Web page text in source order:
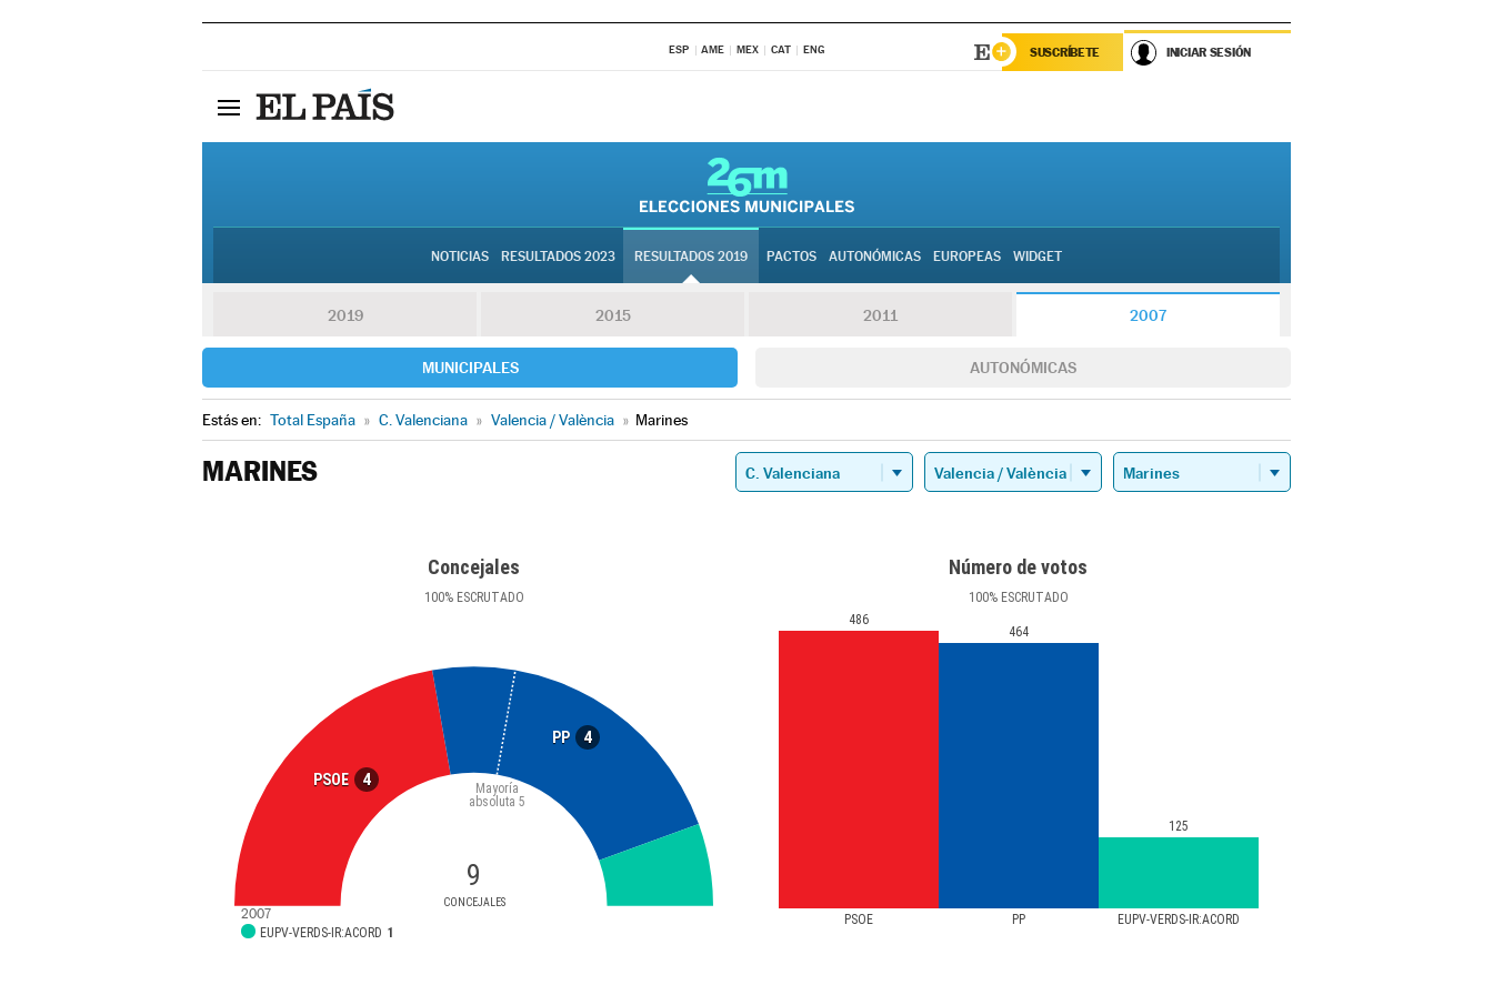
ESP AME MEX CAT ENG SUSCRÍBETE INICIAR SESIÓN
NOTICIAS RESULTADOS 2023 RESULTADOS 2019 PACTOS AUTONÓMICAS EUROPEAS WIDGET
2019 2015 2011 2007
MUNICIPALES AUTONÓMICAS
Estás en: Total España » C. Valenciana » Valencia / València » Marines
MARINES
Concejales
100%ESCRUTADO
PSOE 4
PP 4
9
CONCEJALES
Mayoría
absoluta 5
EUPV-VERDS-IR:ACORD 1
2007
Número de votos
100%ESCRUTADO
PSOE PP EUPV-VERDS-IR:ACORD
486
464
125